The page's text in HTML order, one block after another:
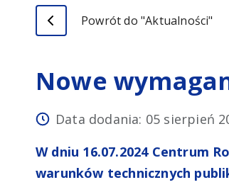
Powrót do "Aktualności"
Nowe
Data dodania: 05 sierpień
W dniu 16.07.2024 Centrum
warunków technicznych